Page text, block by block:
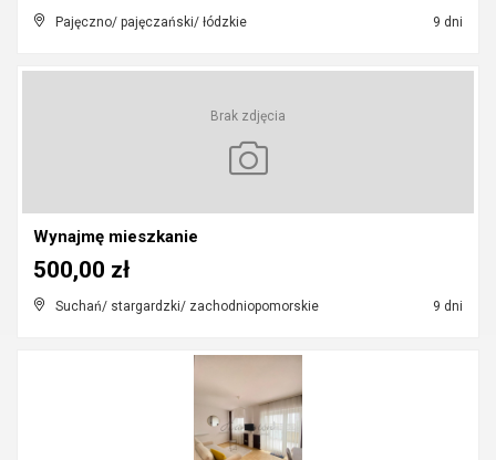
Pajęczno/ pajęczański/ łódzkie 9 dni
Brak zdjęcia
Wynajmę mieszkanie
Suchań/ stargardzki/ zachodniopomorskie 9 dni
500,00 zł